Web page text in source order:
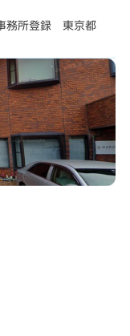
務所登録 東京都